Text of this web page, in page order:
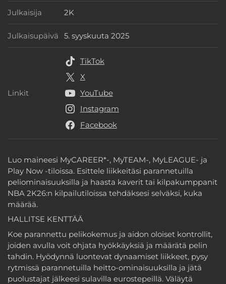
Luo maineesi MyCAREER*-, MyTEAM-, MyLEAGUE- ja
Play Now -tiloissa. Esittele liikkeitäsi parannetuilla
peliominaisuuksilla ja haasta kaverit tai kilpakumppanit
NBA 2K26:n kilpailutiloissa tehdäksesi selväksi, kuka
määrää.
HALLITSE KENTTÄÄ
Koe parannettu pelikokemus ja aidon oloiset kontrollit,
joiden avulla voit ohjata hyökkäyksiä ja määrätä pelin
tahdin. Hyödynnä luontevat dynaamiset liikkeet, pysy
rytmissä parannetuilla heitto-ominaisuuksilla ja jätä
puolustajat jälkeesi sulavilla eurostepeillä. Väläytä
Julkaisija Julkaisija
2K
Julkaisupäivä Julkaisupäivä
5. syyskuuta 2025
Linkit Linkit
TikTok
X
YouTube
Instagram
Facebook